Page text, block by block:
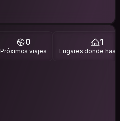
0
Próximos viajes
1
Lugares donde has